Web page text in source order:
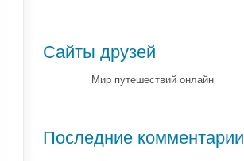
Сайты друзей
Мир путешествий онлайн
Последние комментарии